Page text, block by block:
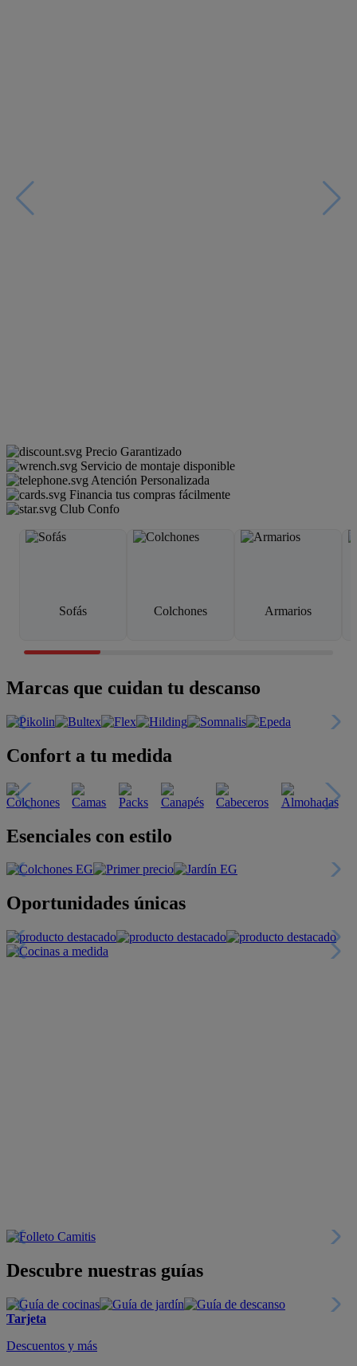
Precio Garantizado
Servicio de montaje disponible
Atención Personalizada
Financia tus compras fácilmente
Club Confo
Sofás Colchones Armarios
Marcas que cuidan tu descanso
Confort a tu medida
Esenciales con estilo
Oportunidades únicas
Descubre nuestras guías
Tarjeta
Descuentos y más